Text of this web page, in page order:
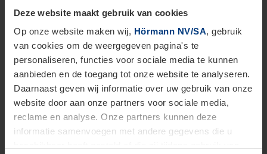
Deze website maakt gebruik van cookies
Op onze website maken wij, Hörmann NV/SA, gebruik
van cookies om de weergegeven pagina's te
personaliseren, functies voor sociale media te kunnen
aanbieden en de toegang tot onze website te analyseren.
Daarnaast geven wij informatie over uw gebruik van onze
website door aan onze partners voor sociale media,
reclame en analyse. Onze partners kunnen deze
informatie samenvoegen met andere gegevens die u